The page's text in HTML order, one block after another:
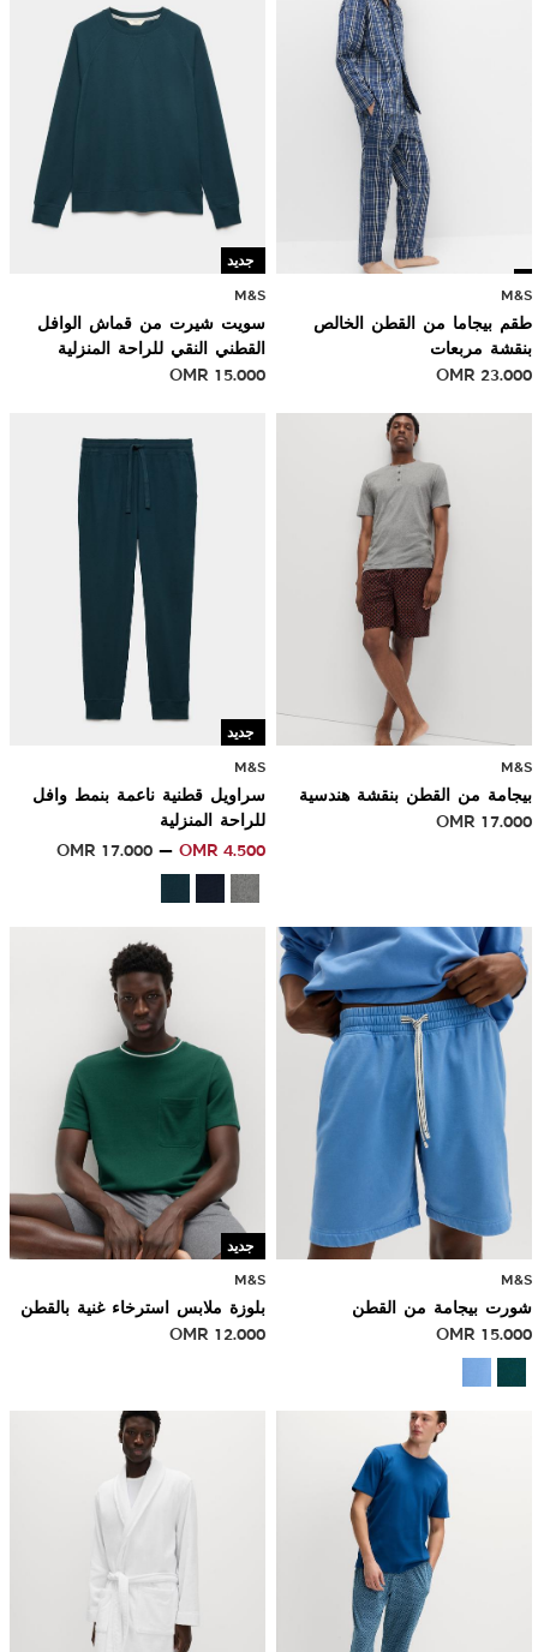
M&S
طقم بيجاما من القطن الخالص
بنقشة مربعات
OMR 23.000
جديد
M&S
سويت شيرت من قماش الوافل
القطني النقي للراحة المنزلية
OMR 15.000
M&S
بيجامة من القطن بنقشة هندسية
OMR 17.000
جديد
M&S
سراويل قطنية ناعمة بنمط وافل
للراحة المنزلية
OMR4.500
OMR 17.000
M&S
شورت بيجامة من القطن
OMR 15.000
جديد
M&S
بلوزة ملابس استرخاء غنية بالقطن
OMR 12.000